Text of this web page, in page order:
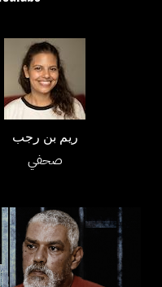
ريم بن رجب
صحفي